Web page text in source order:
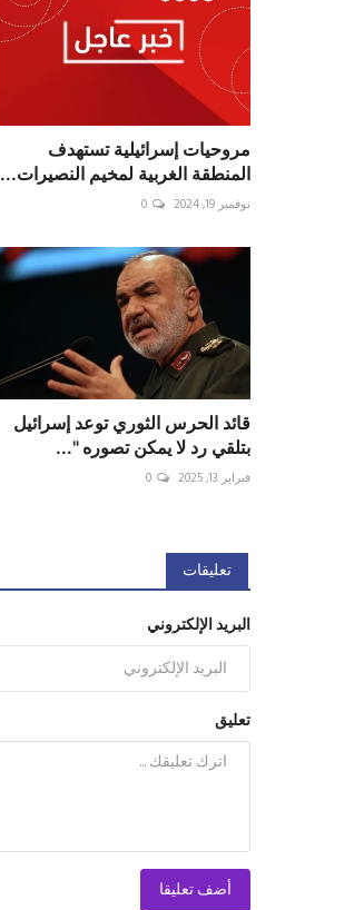
مروحيات إسرائيلية تستهدف
المنطقة الغربية لمخيم النصيرات...
نوفمبر 19, 2024 0
قائد الحرس الثوري توعد إسرائيل
بتلقي رد لا يمكن تصوره "...
فبراير 13, 2025 0
تعليقات
البريد الإلكتروني
تعليق
أضف تعليقا